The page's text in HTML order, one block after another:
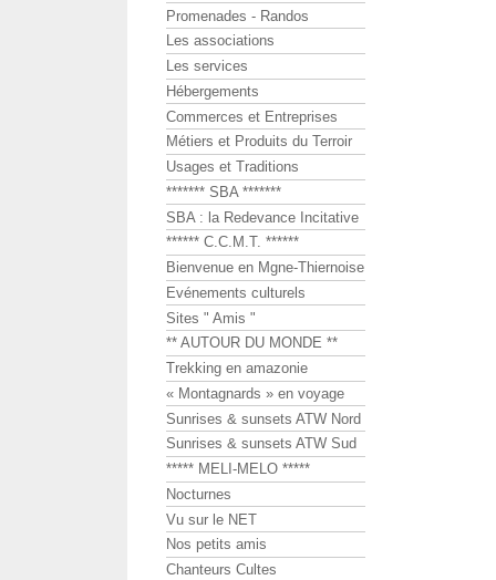
Promenades - Randos
Les associations
Les services
Hébergements
Commerces et Entreprises
Métiers et Produits du Terroir
Usages et Traditions
******* SBA *******
SBA : la Redevance Incitative
****** C.C.M.T. ******
Bienvenue en Mgne-Thiernoise
Evénements culturels
Sites " Amis "
** AUTOUR DU MONDE **
Trekking en amazonie
« Montagnards » en voyage
Sunrises & sunsets ATW Nord
Sunrises & sunsets ATW Sud
***** MELI-MELO *****
Nocturnes
Vu sur le NET
Nos petits amis
Chanteurs Cultes